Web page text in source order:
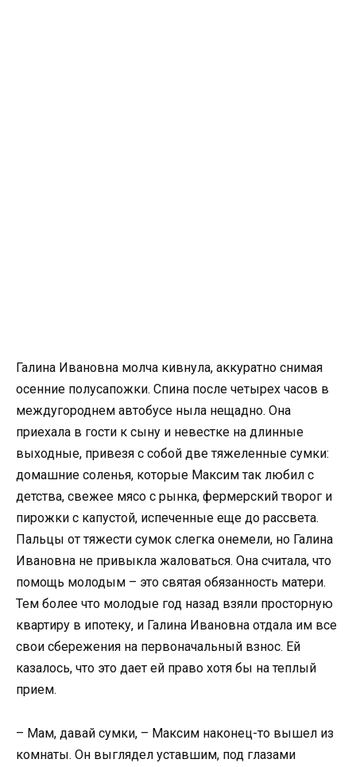
Галина Ивановна молча кивнула, аккуратно снимая
осенние полусапожки. Спина после четырех часов в
междугороднем автобусе ныла нещадно. Она
приехала в гости к сыну и невестке на длинные
выходные, привезя с собой две тяжеленные сумки:
домашние соленья, которые Максим так любил с
детства, свежее мясо с рынка, фермерский творог и
пирожки с капустой, испеченные еще до рассвета.
Пальцы от тяжести сумок слегка онемели, но Галина
Ивановна не привыкла жаловаться. Она считала, что
помощь молодым – это святая обязанность матери.
Тем более что молодые год назад взяли просторную
квартиру в ипотеку, и Галина Ивановна отдала им все
свои сбережения на первоначальный взнос. Ей
казалось, что это дает ей право хотя бы на теплый
прием.
– Мам, давай сумки, – Максим наконец-то вышел из
комнаты. Он выглядел уставшим, под глазами